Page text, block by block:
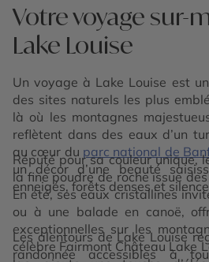
Votre voyage sur-
Lake Louise
Un voyage à Lake Louise est
des sites naturels les plus
là où les montagnes
reflètent dans des eaux d’un
au cœur du parc national de
un décor d’une beauté
enneigés, forêts denses et
Réputé pour sa couleur unique,
la fine poudre de roche issue
En été, ses eaux cristallines
ou à une balade en canoë,
exceptionnelles sur les
célèbre Fairmont Château Lake
Les alentours de Lake Louise
randonnée accessibles à